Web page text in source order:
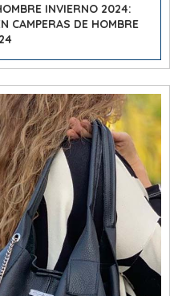
INVIERNO 2024:
CAMPERAS DE HOMBRE